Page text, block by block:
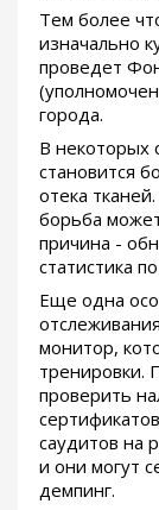
Тем более
изначально
проведет
города.
В некоторых
становится
отека
борьба
причина -
статистика
Еще одна
монитор,
тренировки.
проверить
саудитов на
и они могут
демпинг.